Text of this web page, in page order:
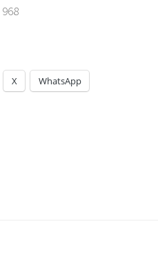
968
X WhatsApp